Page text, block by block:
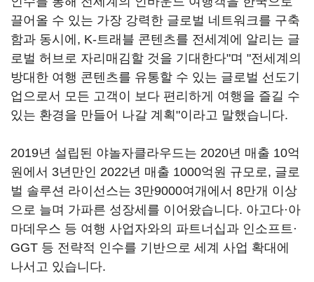
끌어올 수 있는 가장 강력한 글로벌 네트워크를 구축
함과 동시에, K-트래블 콘텐츠를 전세계에 알리는 글
로벌 허브로 자리매김할 것을 기대한다"며 "전세계의
방대한 여행 콘텐츠를 유통할 수 있는 글로벌 선도기
업으로서 모든 고객이 보다 편리하게 여행을 즐길 수
있는 환경을 만들어 나갈 계획"이라고 말했습니다.
2019년 설립된 야놀자클라우드는 2020년 매출 10억
원에서 3년만인 2022년 매출 1000억원 규모로, 글로
벌 솔루션 라이선스는 3만9000여개에서 8만개 이상
으로 늘며 가파른 성장세를 이어왔습니다. 아고다·아
마데우스 등 여행 사업자와의 파트너십과 인소프트·
GGT 등 전략적 인수를 기반으로 세계 사업 확대에
나서고 있습니다.